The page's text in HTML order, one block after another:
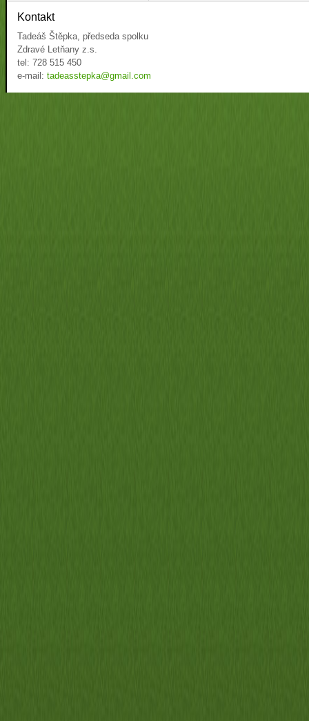
Kontakt
Tadeáš Štěpka, předseda spolku
Zdravé Letňany z.s.
tel: 728 515 450
e-mail: tadeasstepka@gmail.com